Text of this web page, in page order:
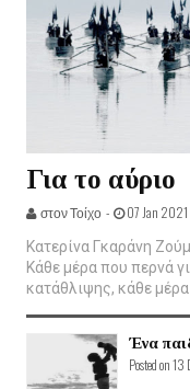
Για το αύριο
στον Τοίχο - 07 Jan
Κατερίνα Γκαράνη
Κάθε μέρα που περνά
κατάθλιψης, κάθε μέρα
Ένα
Posted on